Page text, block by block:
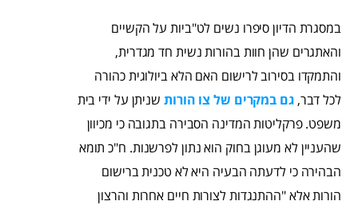
במסגרת הדיון סיפרו נשים לט"ביות על הקשיים
והאתגרים שהן חוות בהורות נשית חד מגדרית,
והתמקדו בסירוב לרישום האם הלא ביולוגית כהורה
לכל דבר,גם במקרים של צו הורות שניתן על ידי בית
משפט. פרקליטות המדינה הסבירה בתגובה כי מכיוון
שהעניין לא מעוגן בחוק הוא נתון לפרשנות. ח"כ תומא
הבהירה כי לדעתה הבעיה היא לא טכנית ברישום
הורות אלא "ההתנגדות לצורות חיים אחרות והרצון